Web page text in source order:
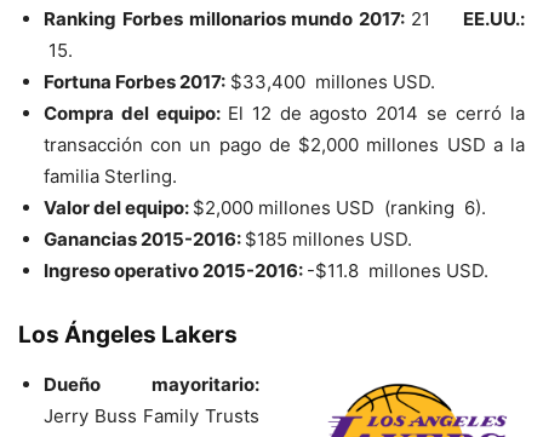
Ranking Forbes millonarios mundo 2017: 21
EE.UU.:
15.
Fortuna Forbes 2017: $33,400 millones USD.
Compra del equipo: El 12 de agosto 2014 se cerró la
transacción con un pago de $2,000 millones USD a la
familia Sterling.
Valor del equipo: $2,000 millones USD (ranking 6).
Ganancias 2015-2016: $185 millones USD.
Ingreso operativo 2015-2016: -$11.8 millones USD.
Los Ángeles Lakers
Dueño mayoritario:
Jerry Buss Family Trusts